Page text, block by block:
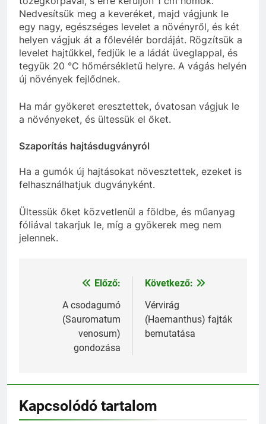
Nedvesítsük meg a keveréket, majd vágjunk le
egy nagy, egészséges levelet a növényről, és két
helyen vágjuk át a főlevélér bordáját. Rögzítsük a
levelet hajtűkkel, fedjük le a ládát üveglappal, és
tegyük 20 °C hőmérsékletű helyre. A vágás helyén
új növények fejlődnek.
Ha már gyökeret eresztettek, óvatosan vágjuk le
a növényeket, és ültessük el őket.
Szaporítás hajtásdugványról
Ha a gumók új hajtásokat növesztettek, ezeket is
felhasználhatjuk dugványként.
Ültessük őket közvetlenül a földbe, és műanyag
fóliával takarjuk le, míg a gyökerek meg nem
jelennek.
Bejegyzés
navigáció
Előző:
A csodagumó
(Sauromatum
venosum)
gondozása
Következő:
Vérvirág
(Haemanthus) fajták
bemutatása
Kapcsolódó tartalom